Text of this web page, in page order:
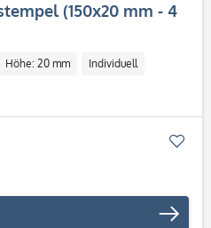
(150x20 mm - 4
Höhe: 20 mm Individuell